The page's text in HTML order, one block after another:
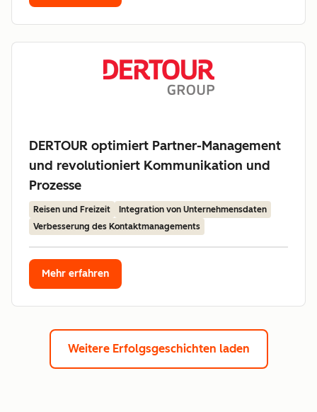
DERTOUR optimiert Partner-Management
und revolutioniert Kommunikation und
Prozesse
Reisen und Freizeit
Integration von Unternehmensdaten
Verbesserung des Kontaktmanagements
Mehr erfahren
Weitere Erfolgsgeschichten laden